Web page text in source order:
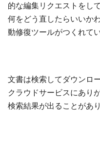
的な編集リクエストをし
何をどう直したらいいか
動修復ツールがつくれて
文書は検索してダウンロ
クラウドサービスにあり
検索結果が出ることがあり